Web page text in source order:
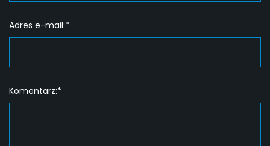
Adres e-mail:*
Komentarz:*